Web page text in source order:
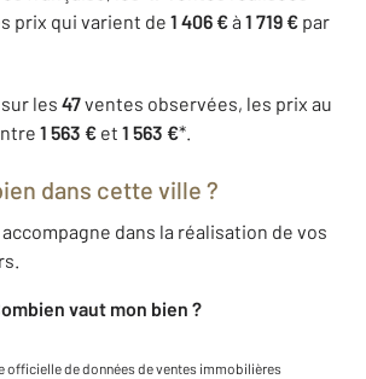
prix qui varient de 1 406 €à 1 719 € par
les 47ventes observées, les prix au
1 563 € et 1 563 €*.
dans cette ville ?
accompagne dans la réalisation de vos
Combien vaut mon bien ?
officielle de données de ventes immobilières